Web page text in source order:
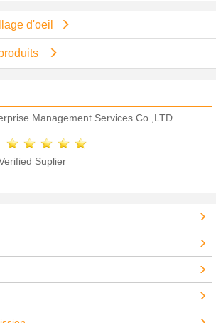
d'oeil
Management Services Co.,LTD
Suplier